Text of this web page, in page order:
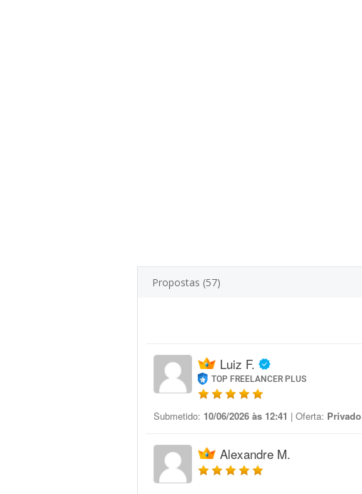
Propostas (57)
Luiz F.
TOP FREELANCER PLUS
Submetido: 10/06/2026 às 12:41 | Oferta: Privado
Alexandre M.